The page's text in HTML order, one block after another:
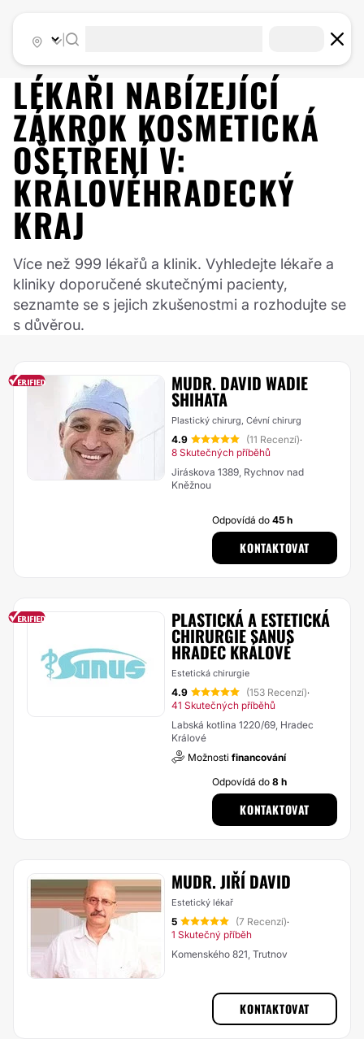
LÉKAŘI NABÍZEJÍCÍ
ZÁKROK KOSMETICKÁ
OŠETŘENÍ V:
KRÁLOVÉHRADECKÝ
KRAJ
Více než 999 lékařů a klinik. Vyhledejte lékaře a
kliniky doporučené skutečnými pacienty,
seznamte se s jejich zkušenostmi a rozhodujte se
s důvěrou.
MUDR. DAVID WADIE
SHIHATA
Plastický chirurg, Cévní chirurg
4.9 (11 Recenzí)·
8 Skutečných příběhů
Jiráskova 1389, Rychnov nad
Kněžnou
Odpovídá do45 h
KONTAKTOVAT
PLASTICKÁ A ESTETICKÁ
CHIRURGIE SANUS
HRADEC KRÁLOVÉ
Estetická chirurgie
4.9 (153 Recenzí)·
41 Skutečných příběhů
Labská kotlina 1220/69, Hradec
Králové
Možnosti financování
Odpovídá do8 h
KONTAKTOVAT
MUDR. JIŘÍ DAVID
Estetický lékař
5 (7 Recenzí)·
1 Skutečný příběh
Komenského 821, Trutnov
KONTAKTOVAT